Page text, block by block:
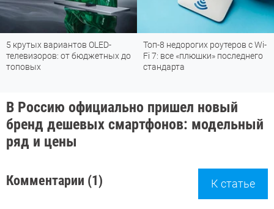
5 крутых вариантов OLED-
телевизоров: от бюджетных до
топовых
Топ-8 недорогих роутеров с Wi-
Fi 7: все «плюшки» последнего
стандарта
В Россию официально пришел новый
бренд дешевых смартфонов: модельный
ряд и цены
Комментарии (1) К статье